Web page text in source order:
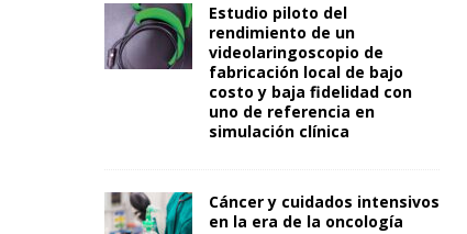
Estudio piloto del
rendimiento de un
videolaringoscopio de
fabricación local de bajo
costo y baja fidelidad con
uno de referencia en
simulación clínica
Cáncer y cuidados intensivos
en la era de la oncología